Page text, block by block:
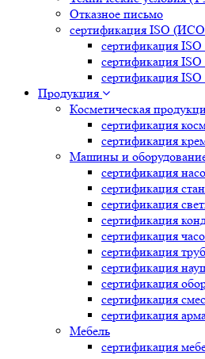
Отказное письмо
сертификация ISO
сертификация ISO
сертификация ISO
сертификация ISO
Продукция
Косметическая
сертификация
сертификация
Машины и
сертификация
сертификация
сертификация
сертификация
сертификация
сертификация труб
сертификация
сертификация
сертификация
сертификация
Мебель
сертификация